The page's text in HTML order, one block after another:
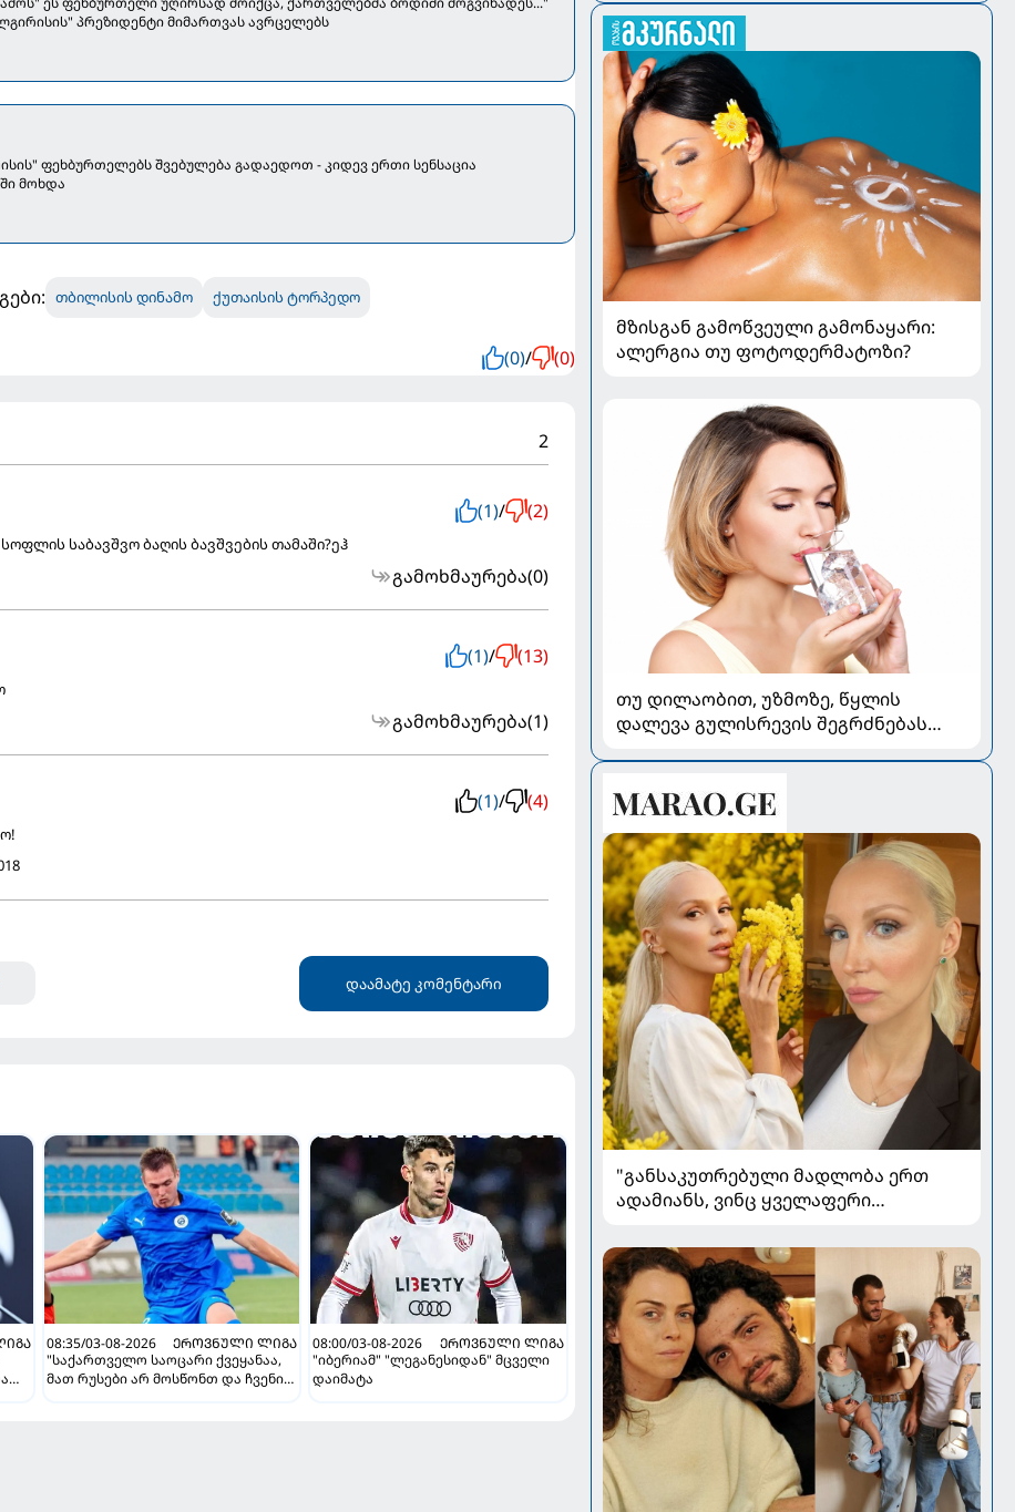
პრეზიდენტი მიმართვას ავრცელებს
ფეხბურთელებს შვებულება გადაედოთ - კიდევ ერთი სენსაცია
მოხდა
თბილისის დინამო ქუთაისის ტორპედო
(0)/ (0)
2
(1)/ (2)
საბავშვო ბაღის ბავშვების თამაში?ეჰ
გამოხმაურება(0)
(1)/ (13)
გამოხმაურება(1)
(1)/ (4)
დაამატე კომენტარი
08:35/03-08-2026
ᲔᲠᲝᲕᲜᲣᲚᲘ ᲚᲘᲒᲐ
"საქართველო საოცარი ქვეყანაა,
მათ რუსები არ მოსწონთ და ჩვენი
08:00/03-08-2026
ᲔᲠᲝᲕᲜᲣᲚᲘ ᲚᲘᲒᲐ
"იბერიამ" "ლეგანესიდან" მცველი
დაიმატა
მზისგან გამოწვეული გამონაყარი:
ალერგია თუ ფოტოდერმატოზი?
თუ დილაობით, უზმოზე, წყლის
დალევა გულისრევის შეგრძნებას
"განსაკუთრებული მადლობა ერთ
ადამიანს, ვინც ყველაფერი
კითხვებს პასუხობს